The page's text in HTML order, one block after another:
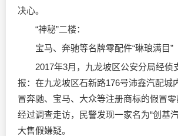
决心。
“神秘”二楼：
宝马、奔驰等名牌零配件“琳琅满目”
2017年3月，九龙坡区公安分局经侦
报：在九龙坡区石新路176号沛鑫汽配城
冒奔驰、宝马、大众等注册商标的假冒零
经过调查走访，民警发现一家名为“创基
大售假嫌疑。